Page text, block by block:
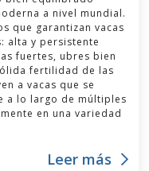
a nivel mundial.
que garantizan vacas
alta y persistente
fuertes, ubres bien
fertilidad de las
a vacas que se
a lo largo de múltiples
en una variedad
Leer más